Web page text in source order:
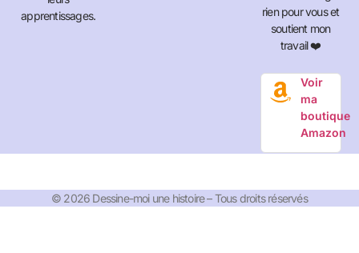
apprentissages.
rien pour vous et
soutient mon
travail ❤️
Voir
ma
boutique
Amazon
© 2026 Dessine-moi une histoire – Tous droits réservés